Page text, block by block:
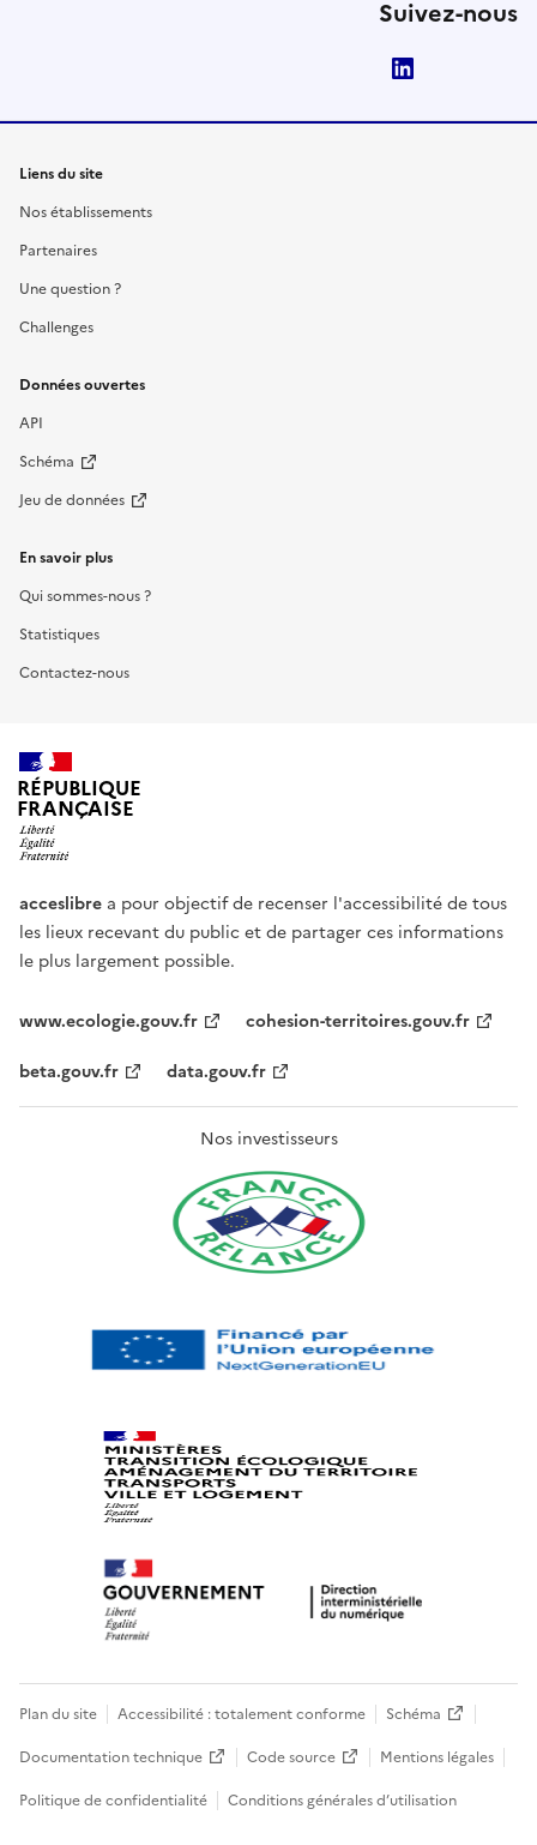
Suivez-nous
Liens du site
Nos établissements
Partenaires
Une question ?
Challenges
Données ouvertes
API
Schéma
Jeu de données
En savoir plus
Qui sommes-nous ?
Statistiques
Contactez-nous
RÉPUBLIQUE
FRANÇAISE
acceslibre a pour objectif de recenser l'accessibilité de tous
les lieux recevant du public et de partager ces informations
le plus largement possible.
www.ecologie.gouv.fr
cohesion-territoires.gouv.fr
beta.gouv.fr
data.gouv.fr
Nos investisseurs
Plan du site Accessibilité : totalement conforme
Schéma
Documentation technique
Code source
Mentions légales
Politique de confidentialité
Conditions générales d’utilisation